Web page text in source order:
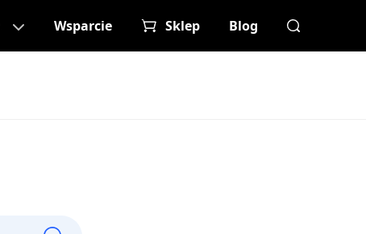
Wsparcie Sklep Blog